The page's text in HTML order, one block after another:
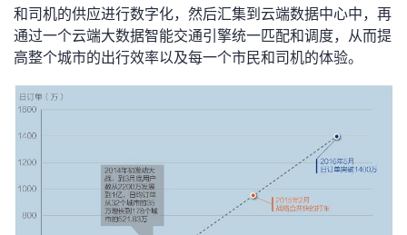
发
堂
Programs
的
和司机的供应进行数字化，然后汇集到云端数据中心中，再
通过一个云端大数据智能交通引擎统一匹配和调度，从而提
高整个城市的出行效率以及每一个市民和司机的体验。